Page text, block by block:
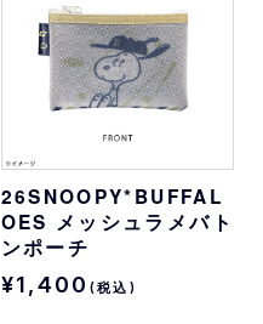
26SNOOPY*BUFFAL
OES メッシュラメバト
ンポーチ
¥1,400 (税込)